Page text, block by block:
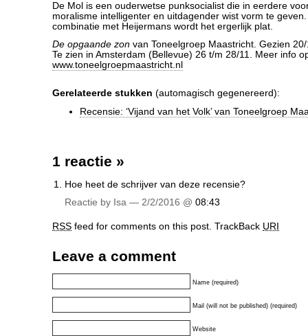
De Mol is een ouderwetse punksocialist die in eerdere
moralisme intelligenter en uitdagender wist vorm te
combinatie met Heijermans wordt het ergerlijk plat.
De opgaande zon van Toneelgroep Maastricht. Gezien
Te zien in Amsterdam (Bellevue) 26 t/m 28/11. Meer info
www.toneelgroepmaastricht.nl
Gerelateerde stukken (automagisch gegenereerd):
Recensie: ‘Vijand van het Volk’ van Toneelgroep
1 reactie »
Hoe heet de schrijver van deze recensie?
Reactie by Isa — 2/2/2016 @ 08:43
RSS feed for comments on this post. TrackBack URI
Leave a comment
Name (required)
Mail (will not be published) (required)
Website